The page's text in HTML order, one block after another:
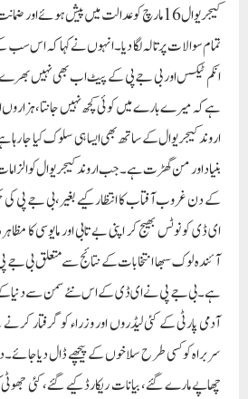
کیجریوال 16 مارچ کو عدالت میں پیش
تمام سوالات پر تالہ لگا دیا۔انہوں نے کہا کہ اس سب
انکم ٹیکس اور بی جے پی کے پیٹ اب بھی نہیں
ہے کہ میرے بارے میں کوئی کچھ نہیں جانتا،
اروند کیجریوال کے ساتھ بھی ایسا ہی سلوک کیا جا
بنیاد اور من گھڑت ہے۔جب اروند کیجریوال کو
کے دن غروب آفتاب کا انتظار کیے بغیر، بی جے پی
ای ڈی کو نوٹس بھیج کر اپنی بے تابی اور مایوسی کا
آئندہ لوک سبھا انتخابات کے نتائج سے متعلق بی جے
ہے۔ بی جے پی نے ای ڈی کے اس نئے سمن سے دنیا کے
آدمی پارٹی کے کئی لیڈروں اور وزراء کو گرفتار
سربراہ کو کسی طرح سلاخوں کے پیچھے ڈال دیا
چھاپے مارے گئے، بیانات ریکارڈ کیے گئے، کئی